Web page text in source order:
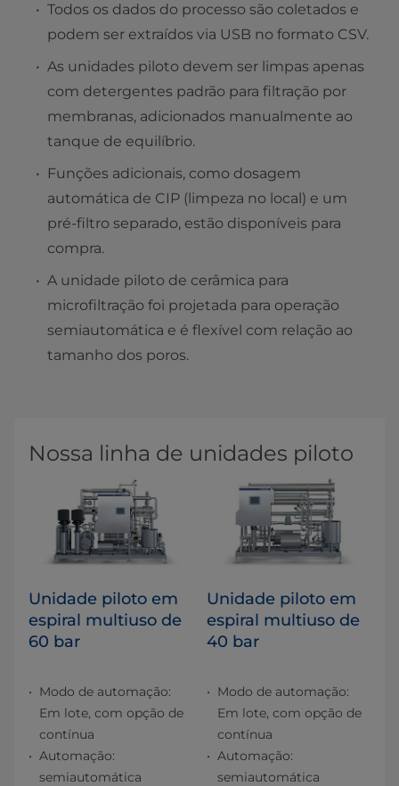
Todos os dados do processo são coletados e
podem ser extraídos via USB no formato CSV.
As unidades piloto devem ser limpas apenas
com detergentes padrão para filtração por
membranas, adicionados manualmente ao
tanque de equilíbrio.
Funções adicionais, como dosagem
automática de CIP (limpeza no local) e um
pré-filtro separado, estão disponíveis para
compra.
A unidade piloto de cerâmica para
microfiltração foi projetada para operação
semiautomática e é flexível com relação ao
tamanho dos poros.
Nossa linha de unidades piloto
Unidade piloto em
espiral multiuso de
60 bar
Modo de automação:
Em lote, com opção de
contínua
Automação:
semiautomática
Unidade piloto em
espiral multiuso de
40 bar
Modo de automação:
Em lote, com opção de
contínua
Automação:
semiautomática